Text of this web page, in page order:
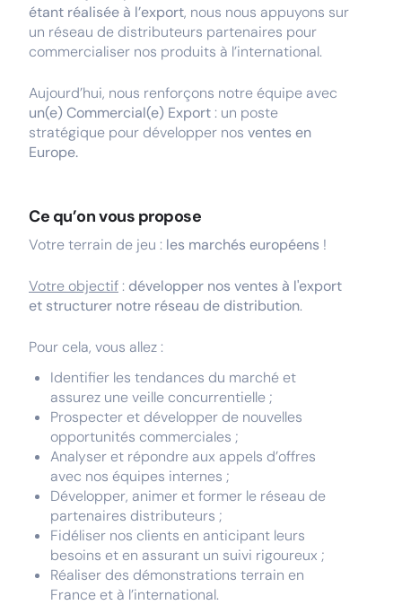
étant réalisée à l’export, nous nous appuyons sur
un réseau de distributeurs partenaires pour
commercialiser nos produits à l’international.
Aujourd’hui, nous renforçons notre équipe avec
un(e) Commercial(e) Export: un poste
stratégique pour développer nos ventes en
Europe.
Ce qu’on vous propose
Votre terrain de jeu : les marchés européens !
Votre objectif: développer nos ventes à l'export
et structurer notre réseau de distribution.
Pour cela, vous allez :
Identifier les tendances du marché et
assurez une veille concurrentielle ;
Prospecter et développer de nouvelles
opportunités commerciales ;
Analyser et répondre aux appels d’offres
avec nos équipes internes ;
Développer, animer et former le réseau de
partenaires distributeurs ;
Fidéliser nos clients en anticipant leurs
besoins et en assurant un suivi rigoureux ;
Réaliser des démonstrations terrain en
France et à l’international.